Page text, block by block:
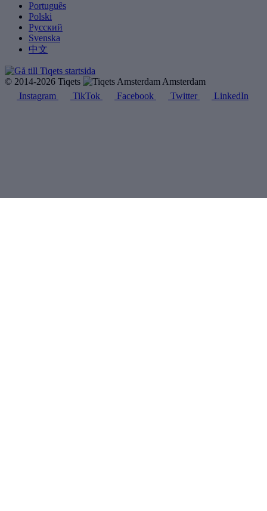
Português
Polski
Русский
Svenska
中文
© 2014-2026 Tiqets
Amsterdam
Instagram
TikTok Facebook Twitter LinkedIn